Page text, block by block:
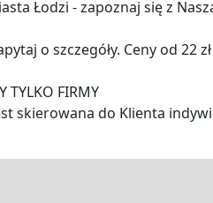
Łodzi - zapoznaj się z
o szczegóły. Ceny od 22
TYLKO FIRMY
skierowana do Klienta